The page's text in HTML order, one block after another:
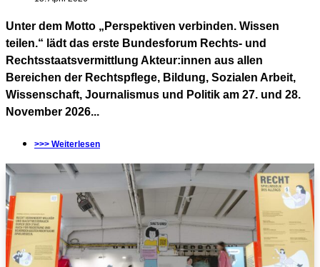
Unter dem Motto „Perspektiven verbinden. Wissen
teilen.“ lädt das erste Bundesforum Rechts- und
Rechtsstaatsvermittlung Akteur:innen aus allen
Bereichen der Rechtspflege, Bildung, Sozialen Arbeit,
Wissenschaft, Journalismus und Politik am 27. und 28.
November 2026...
>>> Weiterlesen